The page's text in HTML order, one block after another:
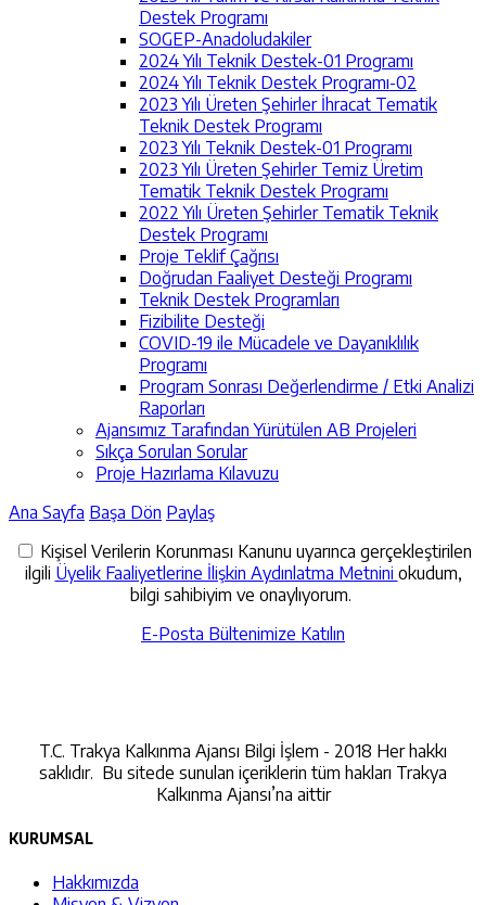
Destek Programı
SOGEP-Anadoludakiler
2024 Yılı Teknik Destek-01 Programı
2024 Yılı Teknik Destek Programı-02
2023 Yılı Üreten Şehirler İhracat Tematik
Teknik Destek Programı
2023 Yılı Teknik Destek-01 Programı
2023 Yılı Üreten Şehirler Temiz Üretim
Tematik Teknik Destek Programı
2022 Yılı Üreten Şehirler Tematik Teknik
Destek Programı
Proje Teklif Çağrısı
Doğrudan Faaliyet Desteği Programı
Teknik Destek Programları
Fizibilite Desteği
COVID-19 ile Mücadele ve Dayanıklılık
Programı
Program Sonrası Değerlendirme / Etki Analizi
Raporları
Ajansımız Tarafından Yürütülen AB Projeleri
Sıkça Sorulan Sorular
Proje Hazırlama Kılavuzu
Ana Sayfa Başa Dön Paylaş
Kişisel Verilerin Korunması Kanunu uyarınca gerçekleştirilen
ilgili Üyelik Faaliyetlerine İlişkin Aydınlatma Metnini okudum,
bilgi sahibiyim ve onaylıyorum.
E-Posta Bültenimize Katılın
T.C. Trakya Kalkınma Ajansı Bilgi İşlem - 2018 Her hakkı
saklıdır. Bu sitede sunulan içeriklerin tüm hakları Trakya
Kalkınma Ajansı’na aittir
KURUMSAL
Hakkımızda